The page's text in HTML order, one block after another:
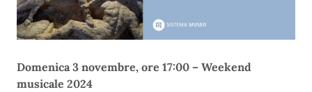
Domenica 3 novembre, ore 17:00 – Weekend
musicale 2024